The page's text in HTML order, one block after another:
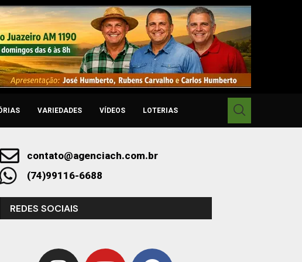
VARIEDADES VÍDEOS LOTERIAS
contato@agenciach.com.br
(74)99116-6688
REDES SOCIAIS